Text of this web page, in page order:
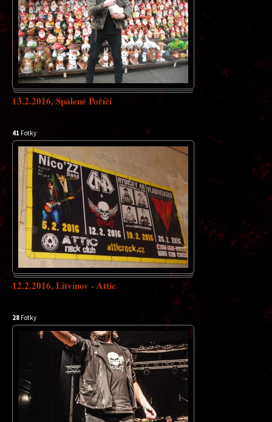
13.2.2016, Spálené Poříčí
41 Fotky
12.2.2016, Litvínov - Attic
28 Fotky